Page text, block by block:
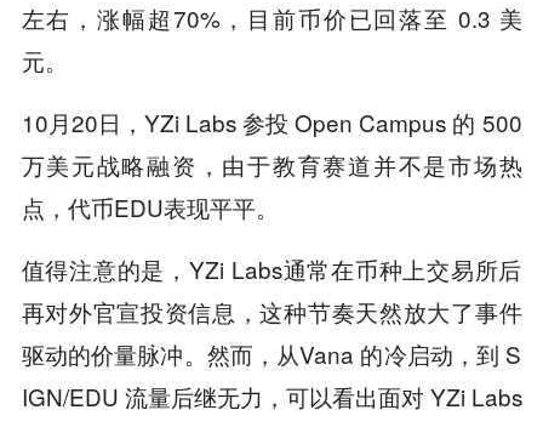
左右，涨幅超70%，目前币价已回落至 0.3 美
元。
10月20日，YZi Labs 参投 Open Campus 的 500
万美元战略融资，由于教育赛道并不是市场热
点，代币EDU表现平平。
值得注意的是，YZi Labs通常在币种上交易所后
再对外官宣投资信息，这种节奏天然放大了事件
驱动的价量脉冲。然而，从Vana 的冷启动，到 S
IGN/EDU 流量后继无力，可以看出面对 YZi Labs